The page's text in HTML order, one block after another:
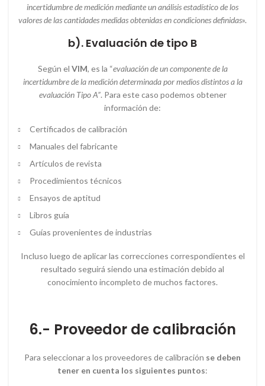
incertidumbre de medición mediante un análisis estadístico de los
valores de las cantidades medidas obtenidas en condiciones definidas».
b). Evaluación de tipo B
Según el VIM, es la “evaluación de un componente de la
incertidumbre de la medición determinada por medios distintos a la
evaluación Tipo A”. Para este caso podemos obtener
información de:
Certificados de calibración
Manuales del fabricante
Artículos de revista
Procedimientos técnicos
Ensayos de aptitud
Libros guía
Guías provenientes de industrias
Incluso luego de aplicar las correcciones correspondientes el
resultado seguirá siendo una estimación debido al
conocimiento incompleto de muchos factores.
6.- Proveedor de calibración
Para seleccionar a los proveedores de calibración se deben
tener en cuenta los siguientes puntos: